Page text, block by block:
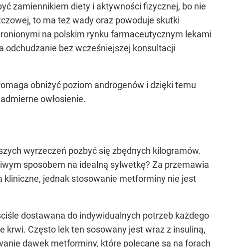
zamiennikiem diety i aktywności fizycznej, bo nie
to ma też wady oraz powoduje skutki
na polskim rynku farmaceutycznym lekami
odchudzanie bez wcześniejszej konsultacji
obniżyć poziom androgenów i dzięki temu
owłosienie.
wyrzeczeń pozbyć się zbędnych kilogramów.
sposobem na idealną sylwetkę? Za przemawia
kliniczne, jednak stosowanie metforminy nie jest
dostawana do indywidualnych potrzeb każdego
Często lek ten sosowany jest wraz z insuliną,
dawek metforminy, które polecane są na forach